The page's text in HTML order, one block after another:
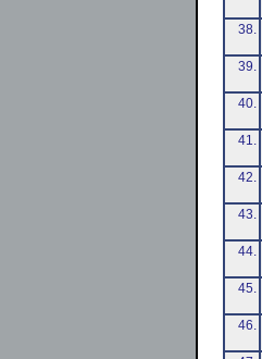
38.
39.
40.
41.
42.
43.
44.
45.
46.